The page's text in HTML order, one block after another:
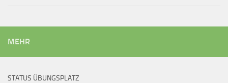
MEHR
STATUS ÜBUNGSPLATZ